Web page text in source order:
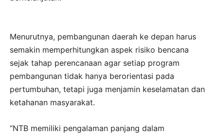
Menurutnya, pembangunan daerah ke depan harus
semakin memperhitungkan aspek risiko bencana
sejak tahap perencanaan agar setiap program
pembangunan tidak hanya berorientasi pada
pertumbuhan, tetapi juga menjamin keselamatan dan
ketahanan masyarakat.
“NTB memiliki pengalaman panjang dalam